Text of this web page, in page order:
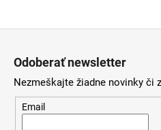
Odoberať newsletter
Nezmeškajte žiadne novinky či
Email